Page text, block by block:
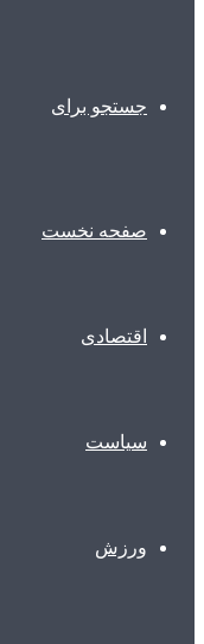
جستجو برای
صفحه نخست
اقتصادی
سیاست
ورزش